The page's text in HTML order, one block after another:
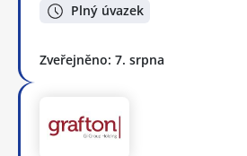
Plný úvazek
Zveřejněno: 7. srpna